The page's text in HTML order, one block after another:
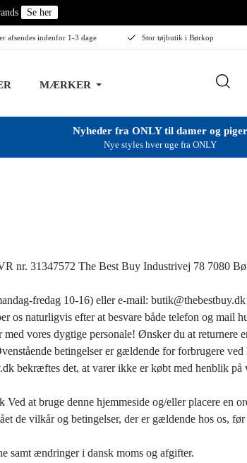
Se her
afsendes indenfor 1-3 dage Stor tøjbutik i Børkop
MÆRKER
Nyheder fra ONLY til damer og piger
Nye styles hver uge fra ONLY
nr. 31347572 The Best Buy Industrivej 78 7080
fredag 10-16) eller e-mail:
os naturligvis efter at besvare både telefon og mail
vores dygtige personale! Ønsker du at returnere
betingelser er gældende for forbrugere ved
bekræftes det, at varer ikke er købt med henblik på
at bruge denne hjemmeside og/eller placere en
de vilkår og betingelser, der er gældende hos os,
samt ændringer i dansk moms og afgifter.